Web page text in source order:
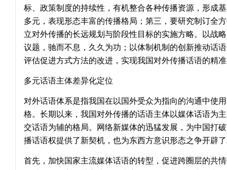
标、政策制度的持续性，有机整合各种传播资源，形成
多元，表现形态丰富的传播格局；第三，要研究制订全
立对外传播的长远规划与阶段性目标的实施方略。以战
议题，驰而不息，久久为功；以体制机制的创新推动话
评估促进方式方法的改进，实现我国对外传播话语的精
多元话语主体差异化定位
对外话语体系是指我国在以国外受众为指向的沟通中使
格。长期以来，我国对外传播的话语主体以媒体话语为
交话语为辅的格局。网络新媒体的迅猛发展，为中国打
播话语权提供了新契机，也为东西方意识形态之争开辟
首先，加快国家主流媒体话语的转型，促进跨圈层的共